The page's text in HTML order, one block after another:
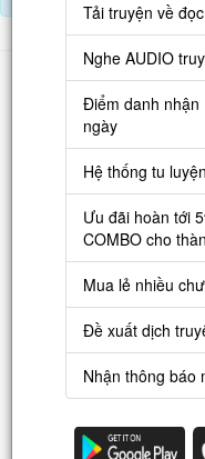
Danh sách
Truyện mới
Truyện Hot
Truyện Full
Truyện Dịch Miễn Phí
Thao tác
Đăng ký tài khoản
Nạp LT
Danh sách combo
Nguời dùng
Tải truyện về
Nghe AUDIO
Điểm danh nhận
ngày
Hệ thống tu luyện
Ưu đãi hoàn tới
COMBO cho
Mua lẻ nhiều
Đề xuất dịch
Nhận thông báo